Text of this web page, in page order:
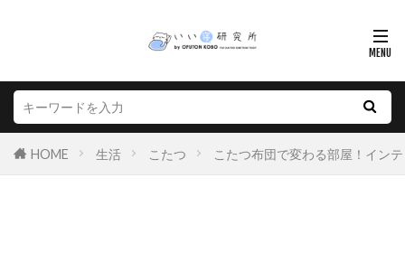
HOME 生活 こたつ こたつ布団で変わる部屋！イン